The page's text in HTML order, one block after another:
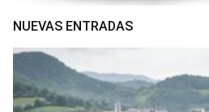
NUEVAS ENTRADAS